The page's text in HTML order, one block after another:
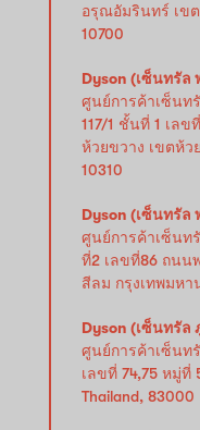
อรุณอัมรินทร์ เขต
10700
Dyson (เซ็นทรัล
ศูนย์การค้าเซ็นท
117/1 ชั้นที่ 1 เล
ห้วยขวาง เขตห้ว
10310
Dyson (เซ็นทรัล
ศูนย์การค้าเซ็นท
ที่2 เลขที่86 ถนน
สีลม กรุงเทพมหา
Dyson (เซ็นทรัล
ศูนย์การค้าเซ็นท
เลขที่ 74,75 หมู่ที่
Thailand, 83000